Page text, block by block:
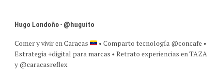
Hugo Londoño - @huguito
Comer y vivir en Caracas
• Comparto tecnología @concafe •
Estrategia +digital para marcas • Retrato experiencias en TAZA
y @caracasreflex